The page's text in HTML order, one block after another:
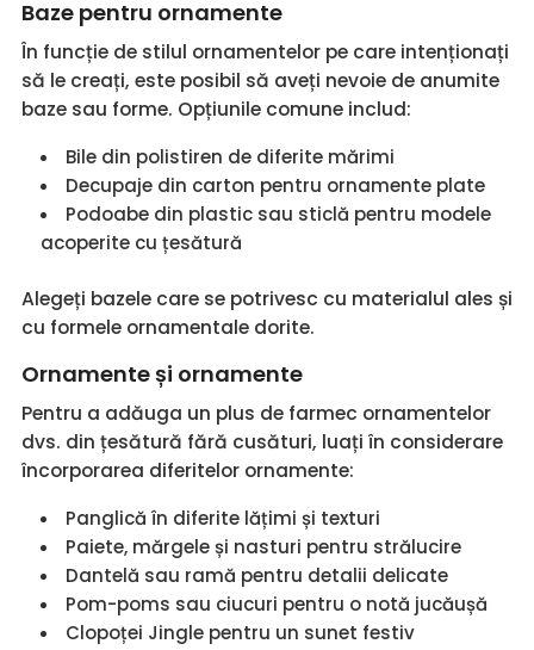
Baze pentru ornamente
În funcție de stilul ornamentelor pe care intenționați
să le creați, este posibil să aveți nevoie de anumite
baze sau forme. Opțiunile comune includ:
Bile din polistiren de diferite mărimi
Decupaje din carton pentru ornamente plate
Podoabe din plastic sau sticlă pentru modele
acoperite cu țesătură
Alegeți bazele care se potrivesc cu materialul ales și
cu formele ornamentale dorite.
Ornamente și ornamente
Pentru a adăuga un plus de farmec ornamentelor
dvs. din țesătură fără cusături, luați în considerare
încorporarea diferitelor ornamente:
Panglică în diferite lățimi și texturi
Paiete, mărgele și nasturi pentru strălucire
Dantelă sau ramă pentru detalii delicate
Pom-poms sau ciucuri pentru o notă jucăușă
Clopoței Jingle pentru un sunet festiv